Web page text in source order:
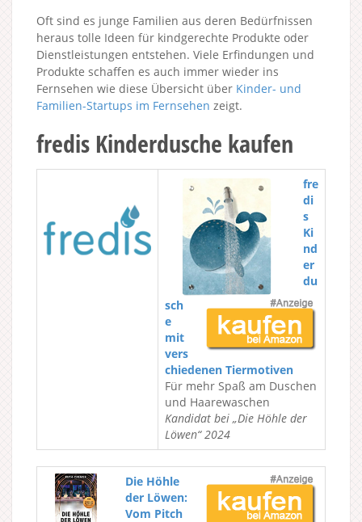
Oft sind es junge Familien aus deren Bedürfnissen
heraus tolle Ideen für kindgerechte Produkte oder
Dienstleistungen entstehen. Viele Erfindungen und
Produkte schaffen es auch immer wieder ins
Fernsehen wie diese Übersicht über Kinder- und
Familien-Startups im Fernsehen zeigt.
fredis Kinderdusche kaufen
fre
di
s
Ki
nd
er
du
sch
e
mit
vers
chiedenen Tiermotiven
Für mehr Spaß am Duschen
und Haarewaschen
Kandidat bei „Die Höhle der
Löwen“ 2024
Die Höhle
der Löwen:
Vom Pitch